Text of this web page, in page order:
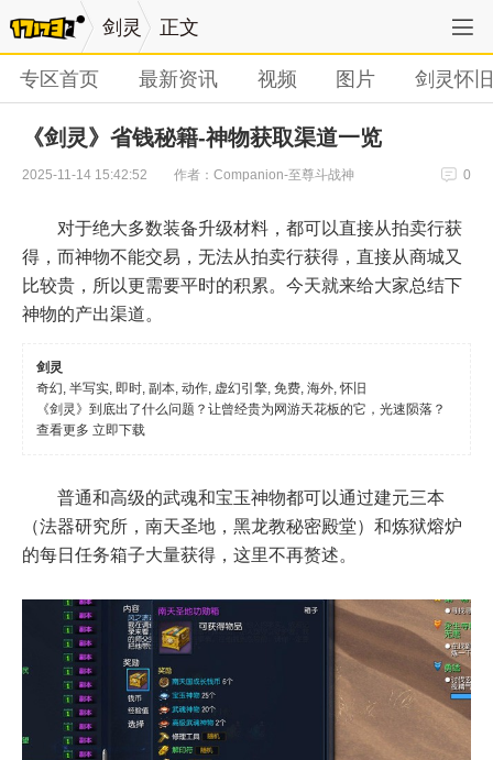
剑灵 正文
专区首页 最新资讯 视频 图片 剑灵怀
《剑灵》省钱秘籍-神物获取渠道一览
2025-11-14 15:42:52 作者：Companion-至尊斗战神 0
对于绝大多数装备升级材料，都可以直接从拍卖行获
得，而神物不能交易，无法从拍卖行获得，直接从商城又
比较贵，所以更需要平时的积累。今天就来给大家总结下
神物的产出渠道。
剑灵
奇幻, 半写实, 即时, 副本, 动作, 虚幻引擎, 免费, 海外, 怀旧
《剑灵》到底出了什么问题？让曾经贵为网游天花板的它，光速陨落？
查看更多 立即下载
普通和高级的武魂和宝玉神物都可以通过建元三本
（法器研究所，南天圣地，黑龙教秘密殿堂）和炼狱熔炉
的每日任务箱子大量获得，这里不再赘述。